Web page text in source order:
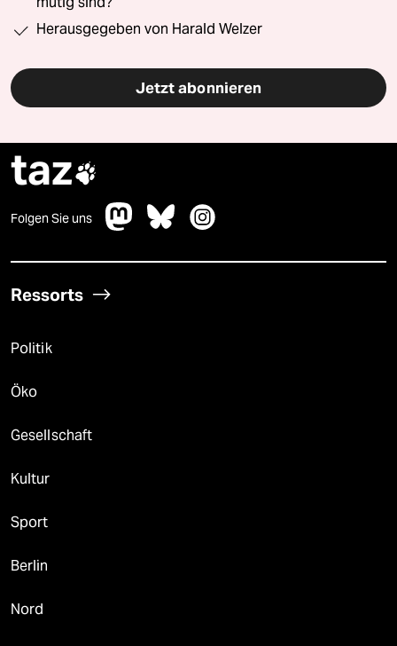
Herausgegeben von Harald Welzer
Jetzt abonnieren
taz
Folgen Sie uns
Ressorts
Politik
Öko
Gesellschaft
Kultur
Sport
Berlin
Nord